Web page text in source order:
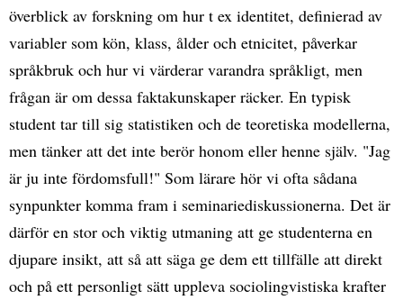
överblick av forskning om hur t ex identitet, definierad av
variabler som kön, klass, ålder och etnicitet, påverkar
språkbruk och hur vi värderar varandra språkligt, men
frågan är om dessa faktakunskaper räcker. En typisk
student tar till sig statistiken och de teoretiska modellerna,
men tänker att det inte berör honom eller henne själv. "Jag
är ju inte fördomsfull!" Som lärare hör vi ofta sådana
synpunkter komma fram i seminariediskussionerna. Det är
därför en stor och viktig utmaning att ge studenterna en
djupare insikt, att så att säga ge dem ett tillfälle att direkt
och på ett personligt sätt uppleva sociolingvistiska krafter